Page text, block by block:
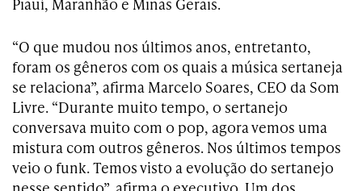
“O que mudou nos últimos anos, entretanto,
foram os gêneros com os quais a música sertaneja
se relaciona”, afirma Marcelo Soares, CEO da Som
Livre. “Durante muito tempo, o sertanejo
conversava muito com o pop, agora vemos uma
mistura com outros gêneros. Nos últimos tempos
veio o funk. Temos visto a evolução do sertanejo